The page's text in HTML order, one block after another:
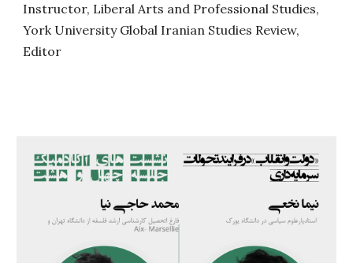
Instructor, Liberal Arts and Professional Studies,
York University Global Iranian Studies Review,
Editor